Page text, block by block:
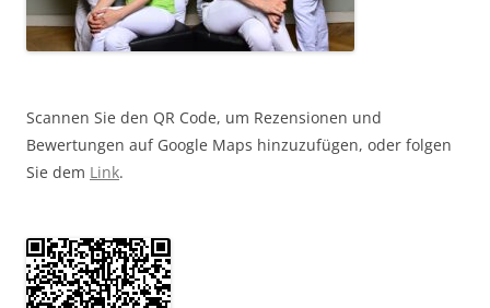
Scannen Sie den QR Code, um Rezensionen und
Bewertungen auf Google Maps hinzuzufügen, oder folgen
Sie dem Link.